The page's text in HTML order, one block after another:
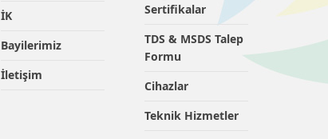
İK
Bayilerimiz
İletişim
Sertifikalar
TDS & MSDS Talep
Formu
Cihazlar
Teknik Hizmetler